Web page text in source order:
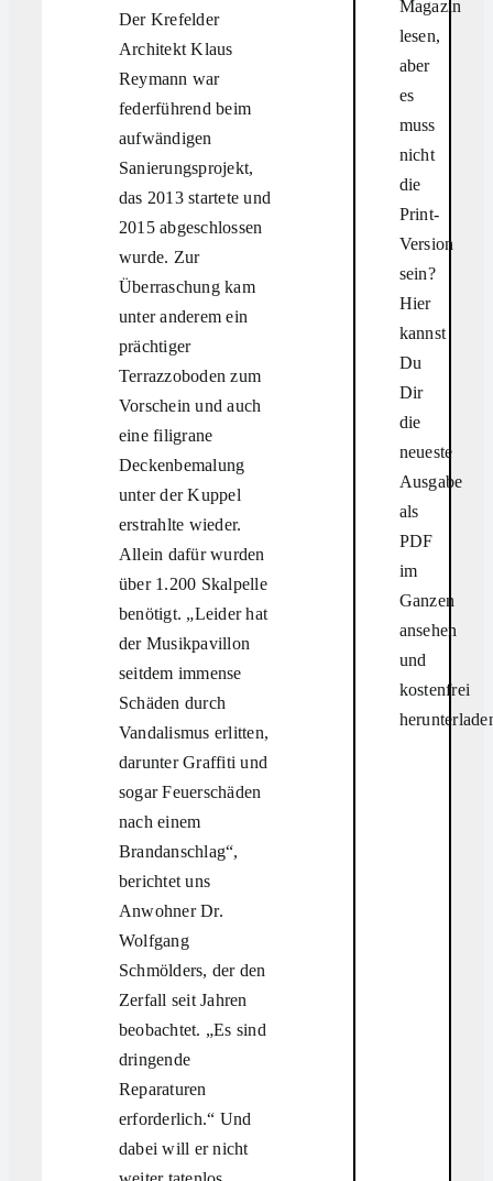
Der Krefelder
Architekt Klaus
Reymann war
federführend beim
aufwändigen
Sanierungsprojekt,
das 2013 startete und
2015 abgeschlossen
wurde. Zur
Überraschung kam
unter anderem ein
prächtiger
Terrazzoboden zum
Vorschein und auch
eine filigrane
Deckenbemalung
unter der Kuppel
erstrahlte wieder.
Allein dafür wurden
über 1.200 Skalpelle
benötigt. „Leider hat
der Musikpavillon
seitdem immense
Schäden durch
Vandalismus erlitten,
darunter Graffiti und
sogar Feuerschäden
nach einem
Brandanschlag“,
berichtet uns
Anwohner Dr.
Wolfgang
Schmölders, der den
Zerfall seit Jahren
beobachtet. „Es sind
dringende
Reparaturen
erforderlich.“ Und
dabei will er nicht
Magazin
lesen,
aber
es
muss
nicht
die
Print-
Version
sein?
Hier
kannst
Du
Dir
die
neueste
Ausgabe
als
PDF
im
Ganzen
ansehen
und
kostenfrei